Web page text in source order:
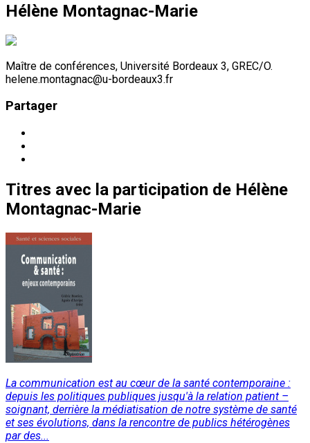
Hélène Montagnac-Marie
Maître de conférences, Université Bordeaux 3, GREC/O.
helene.montagnac@u-bordeaux3.fr
Partager
Titres avec la participation de Hélène
Montagnac-Marie
La communication est au cœur de la santé contemporaine :
depuis les politiques publiques jusqu'à la relation patient –
soignant, derrière la médiatisation de notre système de santé
et ses évolutions, dans la rencontre de publics hétérogènes
par des...